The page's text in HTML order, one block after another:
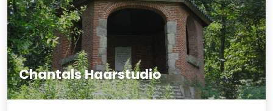
Chantals Haarstudio